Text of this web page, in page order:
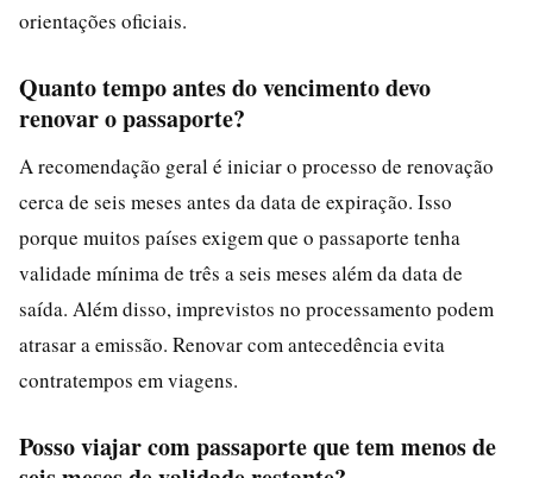
orientações oficiais.
Quanto tempo antes do vencimento devo
renovar o passaporte?
A recomendação geral é iniciar o processo de renovação
cerca de seis meses antes da data de expiração. Isso
porque muitos países exigem que o passaporte tenha
validade mínima de três a seis meses além da data de
saída. Além disso, imprevistos no processamento podem
atrasar a emissão. Renovar com antecedência evita
contratempos em viagens.
Posso viajar com passaporte que tem menos de